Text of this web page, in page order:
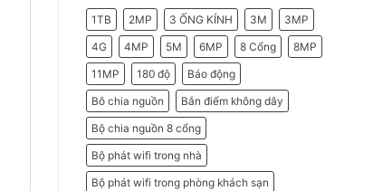
2026
Do
Doanh
Nghiệp
Nên
Chọn
Máy
Chấm
Công
Hikvision
1TB 2MP 3 ỐNG KÍNH 3M
3MP
4G
4MP 5M 6MP 8 Cổng
8MP
11MP
180 độ
Báo động
Bô chia nguồn
Bắn điểm không dây
Bộ chia nguồn 8 cổng
Bộ phát wifi trong nhà
Bộ phát wifi trong phòng khách sạn